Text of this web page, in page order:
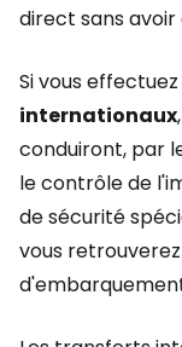
direct sans
Si vous
internationaux
conduiront, par
le contrôle de
de sécurité
vous